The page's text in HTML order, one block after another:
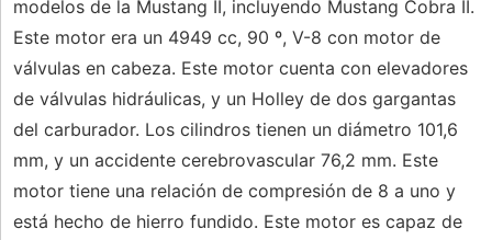
modelos de la Mustang II, incluyendo Mustang Cobra II.
Este motor era un 4949 cc, 90 º, V-8 con motor de
válvulas en cabeza. Este motor cuenta con elevadores
de válvulas hidráulicas, y un Holley de dos gargantas
del carburador. Los cilindros tienen un diámetro 101,6
mm, y un accidente cerebrovascular 76,2 mm. Este
motor tiene una relación de compresión de 8 a uno y
está hecho de hierro fundido. Este motor es capaz de